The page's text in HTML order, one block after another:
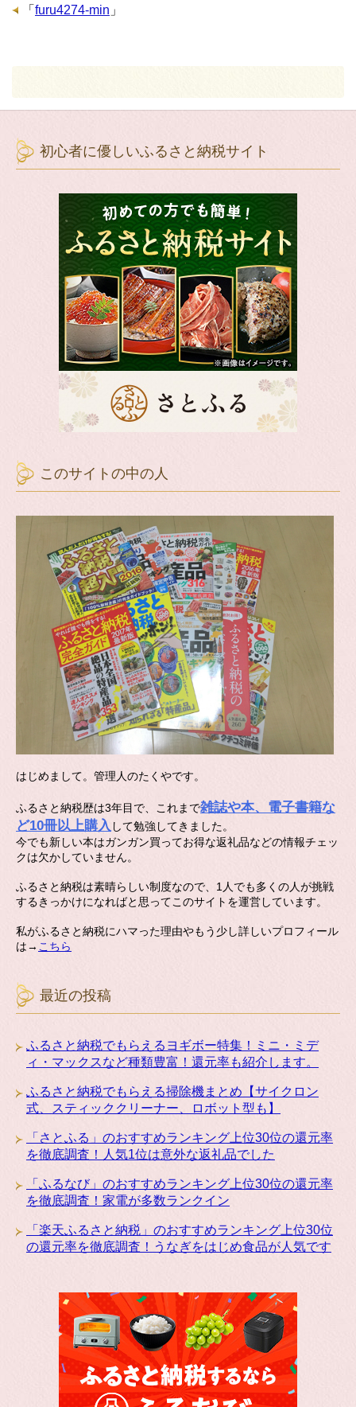
「 furu4274-min 」
初心者に優しいふるさと納税サイト
このサイトの中の人
はじめまして。管理人のたくやです。
ふるさと納税歴は3年目で、これまで雑誌や本、電子書籍な
ど10冊以上購入 して勉強してきました。
今でも新しい本はガンガン買ってお得な返礼品などの情報チェッ
クは欠かしていません。
ふるさと納税は素晴らしい制度なので、1人でも多くの人が挑戦
するきっかけになればと思ってこのサイトを運営しています。
私がふるさと納税にハマった理由やもう少し詳しいプロフィール
は→ こちら
最近の投稿
ふるさと納税でもらえるヨギボー特集！ミニ・ミデ
ィ・マックスなど種類豊富！還元率も紹介します。
ふるさと納税でもらえる掃除機まとめ【サイクロン
式、スティッククリーナー、ロボット型も】
「さとふる」のおすすめランキング上位30位の還元率
を徹底調査！人気1位は意外な返礼品でした
「ふるなび」のおすすめランキング上位30位の還元率
を徹底調査！家電が多数ランクイン
「楽天ふるさと納税」のおすすめランキング上位30位
の還元率を徹底調査！うなぎをはじめ食品が人気です